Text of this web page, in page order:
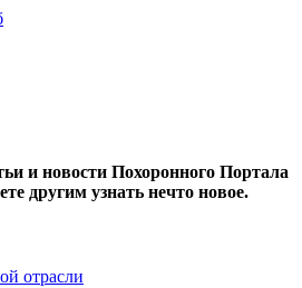
и новости Похоронного Портала
другим узнать нечто новое.
отрасли